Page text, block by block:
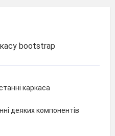
bootstrap
каркаса
деяких компонентів